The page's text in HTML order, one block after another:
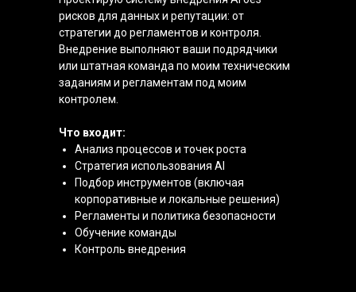
рисков для данных и репутации: от
стратегии до регламентов и контроля.
Внедрение выполняют ваши подрядчики
или штатная команда по моим техническим
заданиям и регламентам под моим
контролем.
Что входит:
Анализ процессов и точек роста
Стратегия использования AI
Подбор инструментов (включая
корпоративные и локальные решения)
Регламенты и политика безопасности
Обучение команды
Контроль внедрения